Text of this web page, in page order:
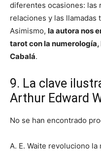
diferentes ocasiones: las
relaciones y las llamadas
Asimismo, la autora nos
tarot con la
Cabalá.
9. La clave
Arthur Edward
No se han encontrado
A. E. Waite revoluciono